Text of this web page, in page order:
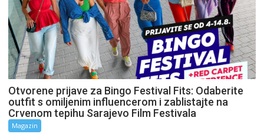
Otvorene prijave za Bingo Festival Fits: Odaberite
outfit s omiljenim influencerom i zablistajte na
Crvenom tepihu Sarajevo Film Festivala
Magazin